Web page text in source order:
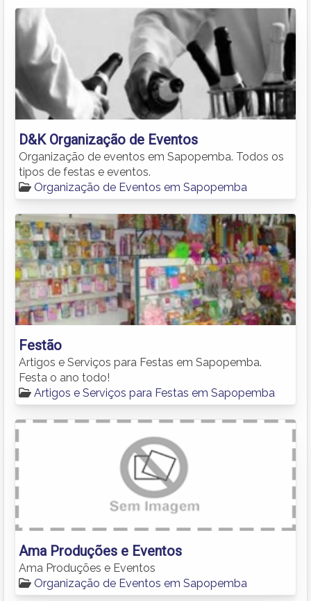
D&K Organização de Eventos
Organização de eventos em Sapopemba. Todos os
tipos de festas e eventos.
Organização de Eventos em Sapopemba
Festão
Artigos e Serviços para Festas em Sapopemba.
Festa o ano todo!
Artigos e Serviços para Festas em Sapopemba
Ama Produções e Eventos
Ama Produções e Eventos
Organização de Eventos em Sapopemba